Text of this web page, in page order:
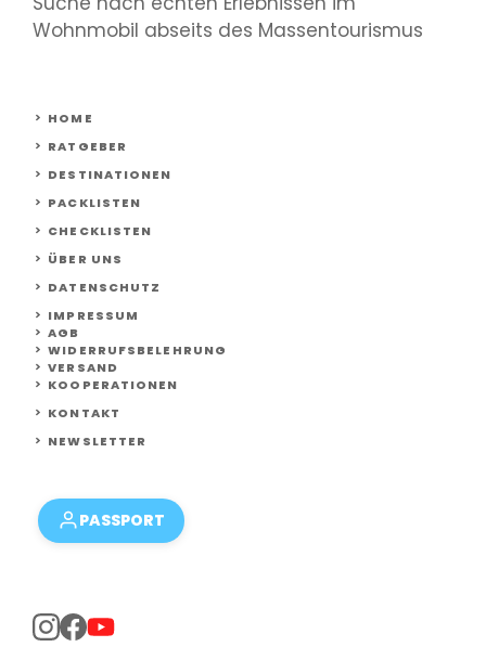
Wohnmobil abseits des Massentourismus
HOME
RATGEBER
DESTINATIONEN
PACKLISTEN
CHECKLISTEN
ÜBER UNS
DATENSCHUTZ
IMPRESSUM
AGB
WIDERRUFSBELEHRUNG
VERSAND
KOOPERATIONEN
KONTAKT
NEWSLETTER
PASSPORT